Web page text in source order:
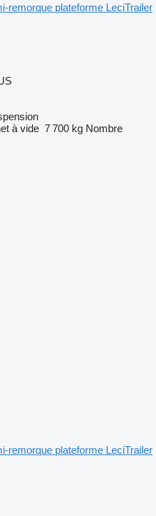
remorque plateforme LeciTrailer
à vide 7 700 kg Nombre
remorque plateforme LeciTrailer